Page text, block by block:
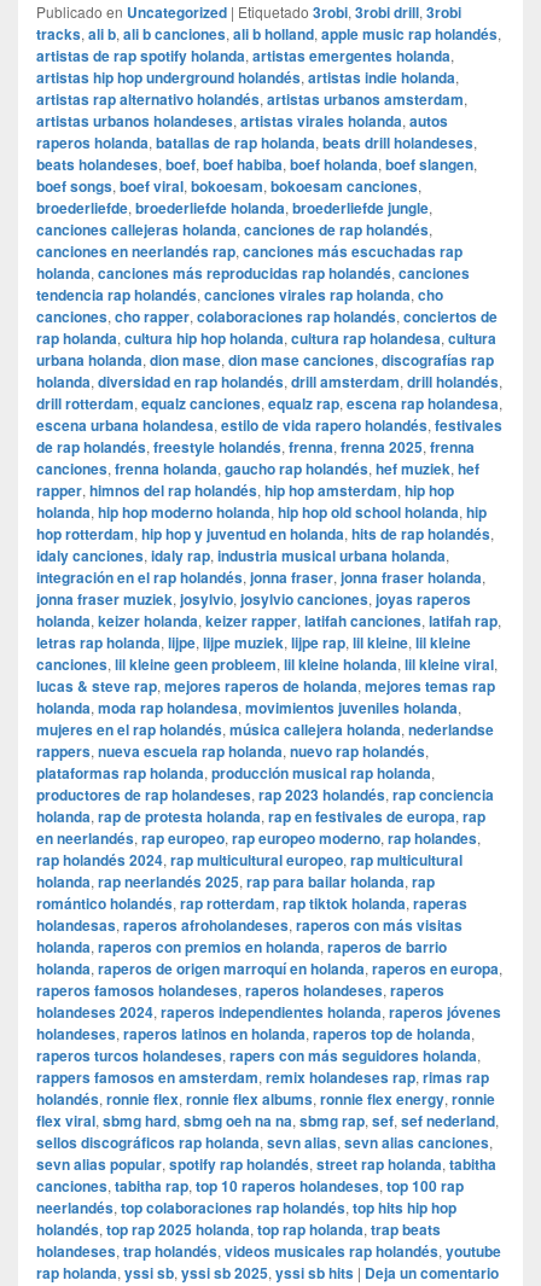
Publicado en Uncategorized | Etiquetado 3robi, 3robi drill, 3robi
tracks, ali b, ali b canciones, ali b holland, apple music rap holandés,
artistas de rap spotify holanda, artistas emergentes holanda,
artistas hip hop underground holandés, artistas indie holanda,
artistas rap alternativo holandés, artistas urbanos amsterdam,
artistas urbanos holandeses, artistas virales holanda, autos
raperos holanda, batallas de rap holanda, beats drill holandeses,
beats holandeses, boef, boef habiba, boef holanda, boef slangen,
boef songs, boef viral, bokoesam, bokoesam canciones,
broederliefde, broederliefde holanda, broederliefde jungle,
canciones callejeras holanda, canciones de rap holandés,
canciones en neerlandés rap, canciones más escuchadas rap
holanda, canciones más reproducidas rap holandés, canciones
tendencia rap holandés, canciones virales rap holanda, cho
canciones, cho rapper, colaboraciones rap holandés, conciertos de
rap holanda, cultura hip hop holanda, cultura rap holandesa, cultura
urbana holanda, dion mase, dion mase canciones, discografías rap
holanda, diversidad en rap holandés, drill amsterdam, drill holandés,
drill rotterdam, equalz canciones, equalz rap, escena rap holandesa,
escena urbana holandesa, estilo de vida rapero holandés, festivales
de rap holandés, freestyle holandés, frenna, frenna 2025, frenna
canciones, frenna holanda, gaucho rap holandés, hef muziek, hef
rapper, himnos del rap holandés, hip hop amsterdam, hip hop
holanda, hip hop moderno holanda, hip hop old school holanda, hip
hop rotterdam, hip hop y juventud en holanda, hits de rap holandés,
idaly canciones, idaly rap, industria musical urbana holanda,
integración en el rap holandés, jonna fraser, jonna fraser holanda,
jonna fraser muziek, josylvio, josylvio canciones, joyas raperos
holanda, keizer holanda, keizer rapper, latifah canciones, latifah rap,
letras rap holanda, lijpe, lijpe muziek, lijpe rap, lil kleine, lil kleine
canciones, lil kleine geen probleem, lil kleine holanda, lil kleine viral,
lucas & steve rap, mejores raperos de holanda, mejores temas rap
holanda, moda rap holandesa, movimientos juveniles holanda,
mujeres en el rap holandés, música callejera holanda, nederlandse
rappers, nueva escuela rap holanda, nuevo rap holandés,
plataformas rap holanda, producción musical rap holanda,
productores de rap holandeses, rap 2023 holandés, rap conciencia
holanda, rap de protesta holanda, rap en festivales de europa, rap
en neerlandés, rap europeo, rap europeo moderno, rap holandes,
rap holandés 2024, rap multicultural europeo, rap multicultural
holanda, rap neerlandés 2025, rap para bailar holanda, rap
romántico holandés, rap rotterdam, rap tiktok holanda, raperas
holandesas, raperos afroholandeses, raperos con más visitas
holanda, raperos con premios en holanda, raperos de barrio
holanda, raperos de origen marroquí en holanda, raperos en europa,
raperos famosos holandeses, raperos holandeses, raperos
holandeses 2024, raperos independientes holanda, raperos jóvenes
holandeses, raperos latinos en holanda, raperos top de holanda,
raperos turcos holandeses, rapers con más seguidores holanda,
rappers famosos en amsterdam, remix holandeses rap, rimas rap
holandés, ronnie flex, ronnie flex albums, ronnie flex energy, ronnie
flex viral, sbmg hard, sbmg oeh na na, sbmg rap, sef, sef nederland,
sellos discográficos rap holanda, sevn alias, sevn alias canciones,
sevn alias popular, spotify rap holandés, street rap holanda, tabitha
canciones, tabitha rap, top 10 raperos holandeses, top 100 rap
neerlandés, top colaboraciones rap holandés, top hits hip hop
holandés, top rap 2025 holanda, top rap holanda, trap beats
holandeses, trap holandés, videos musicales rap holandés, youtube
rap holanda, yssi sb, yssi sb 2025, yssi sb hits | Deja un comentario